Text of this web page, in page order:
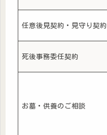
任意後見契約・見守り契約
死後事務委任契約
お墓・供養のご相談